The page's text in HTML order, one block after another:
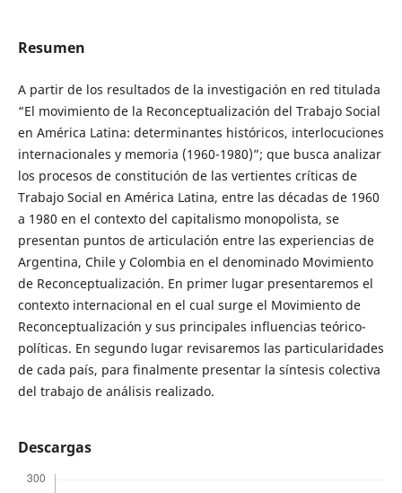
Resumen
A partir de los resultados de la investigación en red titulada
“El movimiento de la Reconceptualización del Trabajo Social
en América Latina: determinantes históricos, interlocuciones
internacionales y memoria (1960-1980)”; que busca analizar
los procesos de constitución de las vertientes críticas de
Trabajo Social en América Latina, entre las décadas de 1960
a 1980 en el contexto del capitalismo monopolista, se
presentan puntos de articulación entre las experiencias de
Argentina, Chile y Colombia en el denominado Movimiento
de Reconceptualización. En primer lugar presentaremos el
contexto internacional en el cual surge el Movimiento de
Reconceptualización y sus principales influencias teórico-
políticas. En segundo lugar revisaremos las particularidades
de cada país, para finalmente presentar la síntesis colectiva
del trabajo de análisis realizado.
Descargas